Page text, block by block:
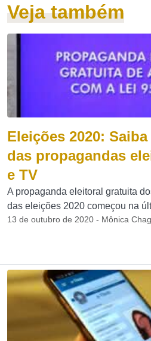
Veja também
Eleições 2020:
das propagandas
e TV
A propaganda eleitoral gratuita
das eleições 2020 começou na
13 de outubro de 2020 - Mônica